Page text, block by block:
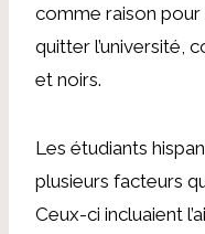
comme raison pour
quitter l’université,
et noirs.
Les étudiants
plusieurs facteurs
Ceux-ci incluaient